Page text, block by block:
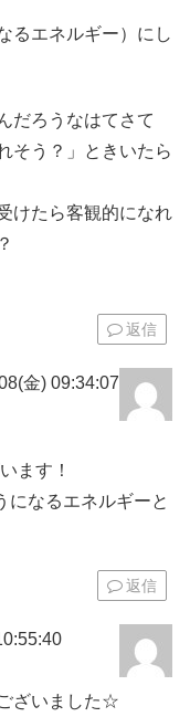
るエネルギー）にし
だろうなはてさて
そう？」ときいたら
けたら客観的になれ
返信
金) 09:34:07
ます！
になるエネルギーと
返信
ざいました☆